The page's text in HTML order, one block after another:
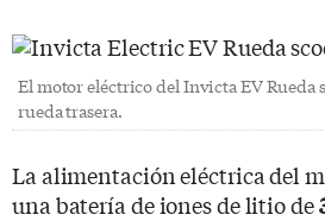
El motor eléctrico del Invicta EV Rueda
rueda trasera.
La alimentación eléctrica del
una batería de iones de litio de